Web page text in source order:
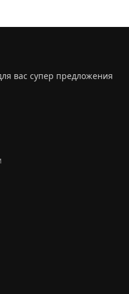
вас супер предложения